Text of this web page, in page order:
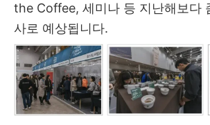
the Coffee, 세미나 등 지난해보다
사로 예상됩니다.